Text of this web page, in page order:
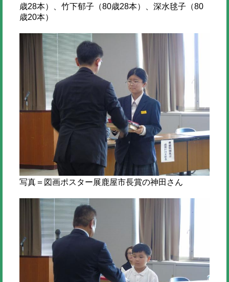
歳28本）、竹下郁子（80歳28本）、深水毬子（80
歳20本）
写真＝図画ポスター展鹿屋市長賞の神田さん